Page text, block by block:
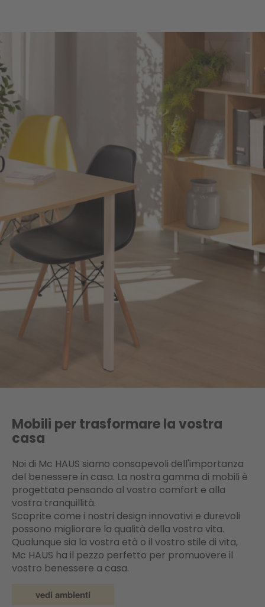
Mobili per trasformare la vostra
casa
Noi di Mc HAUS siamo consapevoli dell'importanza
del benessere in casa. La nostra gamma di mobili è
progettata pensando al vostro comfort e alla
vostra tranquillità.
Scoprite come i nostri design innovativi e durevoli
possono migliorare la qualità della vostra vita.
Qualunque sia la vostra età o il vostro stile di vita,
Mc HAUS ha il pezzo perfetto per promuovere il
vostro benessere a casa.
vedi ambienti